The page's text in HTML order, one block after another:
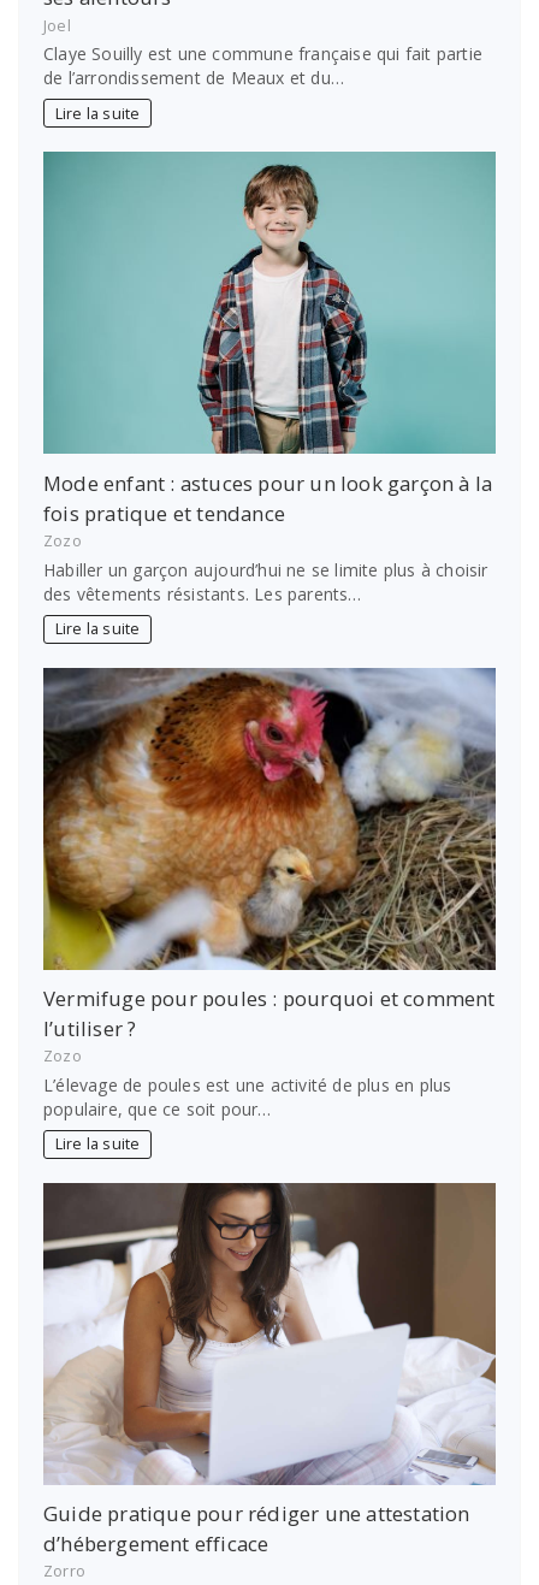
Joel
Claye Souilly est une commune française qui fait partie
de l’arrondissement de Meaux et du…
Lire la suite
Mode enfant : astuces pour un look garçon à la
fois pratique et tendance
Zozo
Habiller un garçon aujourd’hui ne se limite plus à choisir
des vêtements résistants. Les parents…
Lire la suite
Vermifuge pour poules : pourquoi et comment
l’utiliser ?
Zozo
L’élevage de poules est une activité de plus en plus
populaire, que ce soit pour…
Lire la suite
Guide pratique pour rédiger une attestation
d’hébergement efficace
Zorro